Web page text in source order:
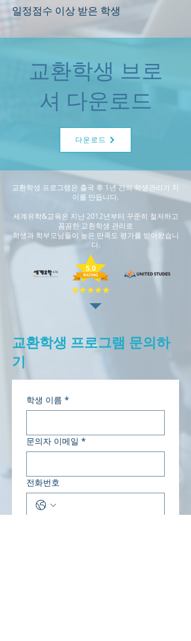
일정점수 이상 받은 학생
​교환학생 브로
셔 다운로드
다운로드
교환학생 프로그램은 출국 후 1년 간의 학생관리가 차
이를 만듭니다.
세계유학&교육은 지난 2012년부터 꾸준히 철저하고
꼼꼼한 교환학생 관리로
학생과 학부모님들이 높은 만족도 평가를 받아왔습니
다.
교환학생 프로그램 문의하
기
학생 이름 *
문의자 이메일 *
전화번호